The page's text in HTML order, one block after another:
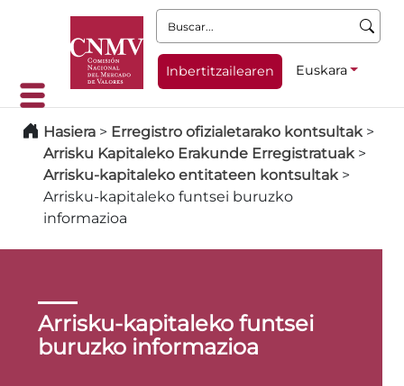
Buscar:
Inbertitzailearen Euskara
Hasiera > Erregistro ofizialetarako kontsultak>
Arrisku Kapitaleko Erakunde Erregistratuak>
Arrisku-kapitaleko entitateen kontsultak>
Arrisku-kapitaleko funtsei buruzko
informazioa
Arrisku-kapitaleko funtsei
buruzko informazioa